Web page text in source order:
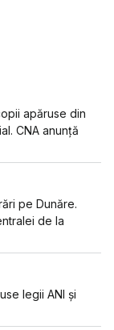
apăruse din
CNA anunță
pe Dunăre.
de la
legii ANI și